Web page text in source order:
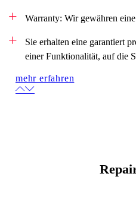
Warranty: Wir gewähren
Sie erhalten eine garantiert
einer Funktionalität, auf die
mehr erfahren